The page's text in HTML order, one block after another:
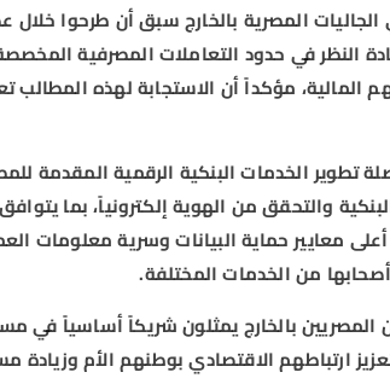
المصرية بالخارج سبق أن طرحوا
النظر في حدود التعاملات المصرفية
المالية، مؤكداً أن الاستجابة لهذه
تطوير الخدمات البنكية الرقمية المقدمة
والتحقق من الهوية إلكترونياً، بما
معايير حماية البيانات وسرية معلومات
من الخدمات المختلفة.
المصريين بالخارج يمثلون شريكاً أساسياً في
ارتباطهم الاقتصادي بوطنهم الأم